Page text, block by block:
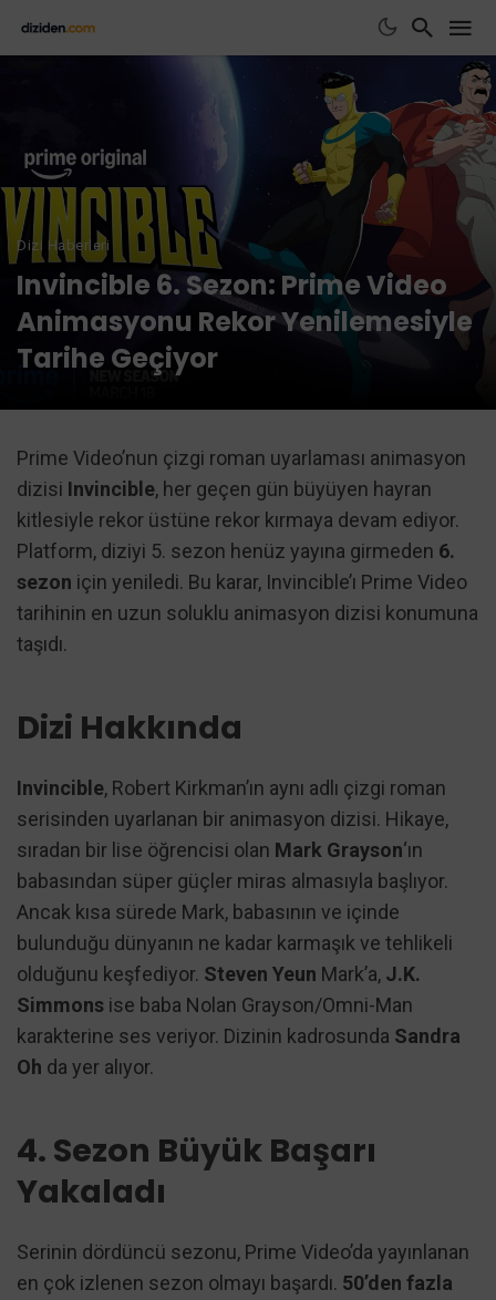
Dizi Haberleri
Invincible 6. Sezon: Prime Video
Animasyonu Rekor Yenilemesiyle
Tarihe Geçiyor
Prime Video’nun çizgi roman uyarlaması animasyon
dizisi Invincible, her geçen gün büyüyen hayran
kitlesiyle rekor üstüne rekor kırmaya devam ediyor.
Platform, diziyi 5. sezon henüz yayına girmeden 6.
sezon için yeniledi. Bu karar, Invincible’ı Prime Video
tarihinin en uzun soluklu animasyon dizisi konumuna
taşıdı.
Dizi Hakkında
Invincible, Robert Kirkman’ın aynı adlı çizgi roman
serisinden uyarlanan bir animasyon dizisi. Hikaye,
sıradan bir lise öğrencisi olan Mark Grayson‘ın
babasından süper güçler miras almasıyla başlıyor.
Ancak kısa sürede Mark, babasının ve içinde
bulunduğu dünyanın ne kadar karmaşık ve tehlikeli
olduğunu keşfediyor. Steven Yeun Mark’a, J.K.
Simmons ise baba Nolan Grayson/Omni-Man
karakterine ses veriyor. Dizinin kadrosunda Sandra
Oh da yer alıyor.
4. Sezon Büyük Başarı
Yakaladı
Serinin dördüncü sezonu, Prime Video’da yayınlanan
en çok izlenen sezon olmayı başardı. 50’den fazla